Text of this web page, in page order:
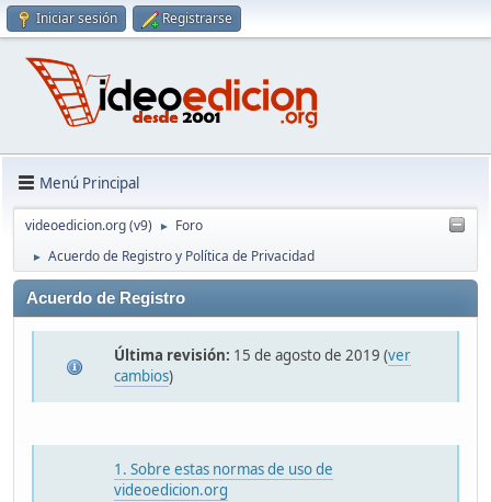
Iniciar sesión Registrarse
Menú Principal
videoedicion.org (v9) ► Foro
► Acuerdo de Registro y Política de Privacidad
Acuerdo de Registro
Última revisión: 15 de agosto de 2019 (ver
cambios)
1. Sobre estas normas de uso de
videoedicion.org